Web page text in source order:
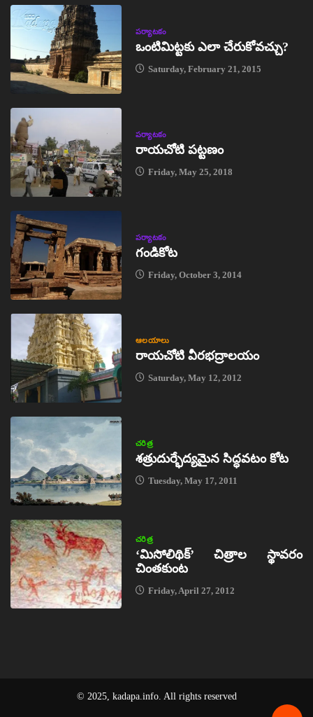
పర్యాటకం
ఒంటిమిట్టకు ఎలా చేరుకోవచ్చు?
Saturday, February 21, 2015
పర్యాటకం
రాయచోటి పట్టణం
Friday, May 25, 2018
పర్యాటకం
గండికోట
Friday, October 3, 2014
ఆలయాలు
రాయచోటి వీరభద్రాలయం
Saturday, May 12, 2012
చరిత్ర
శత్రుదుర్భేద్యమైన సిద్ధవటం కోట
Tuesday, May 17, 2011
చరిత్ర
‘మిసోలిథిక్‌’ చిత్రాల స్థావరం
చింతకుంట
Friday, April 27, 2012
© 2025, kadapa.info. All rights reserved